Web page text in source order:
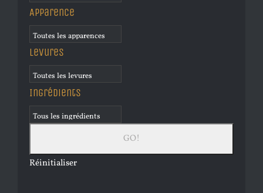
Apparence
Levures
Ingrédients
Réinitialiser